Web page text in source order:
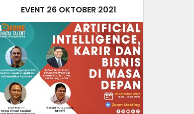
EVENT 26 OKTOBER 2021